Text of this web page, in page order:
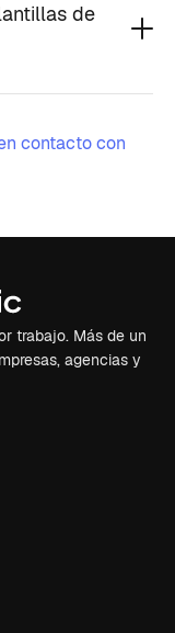
de
contacto con
trabajo. Más de un
agencias y